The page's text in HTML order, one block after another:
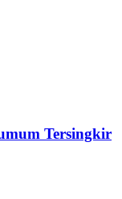
Tersingkir